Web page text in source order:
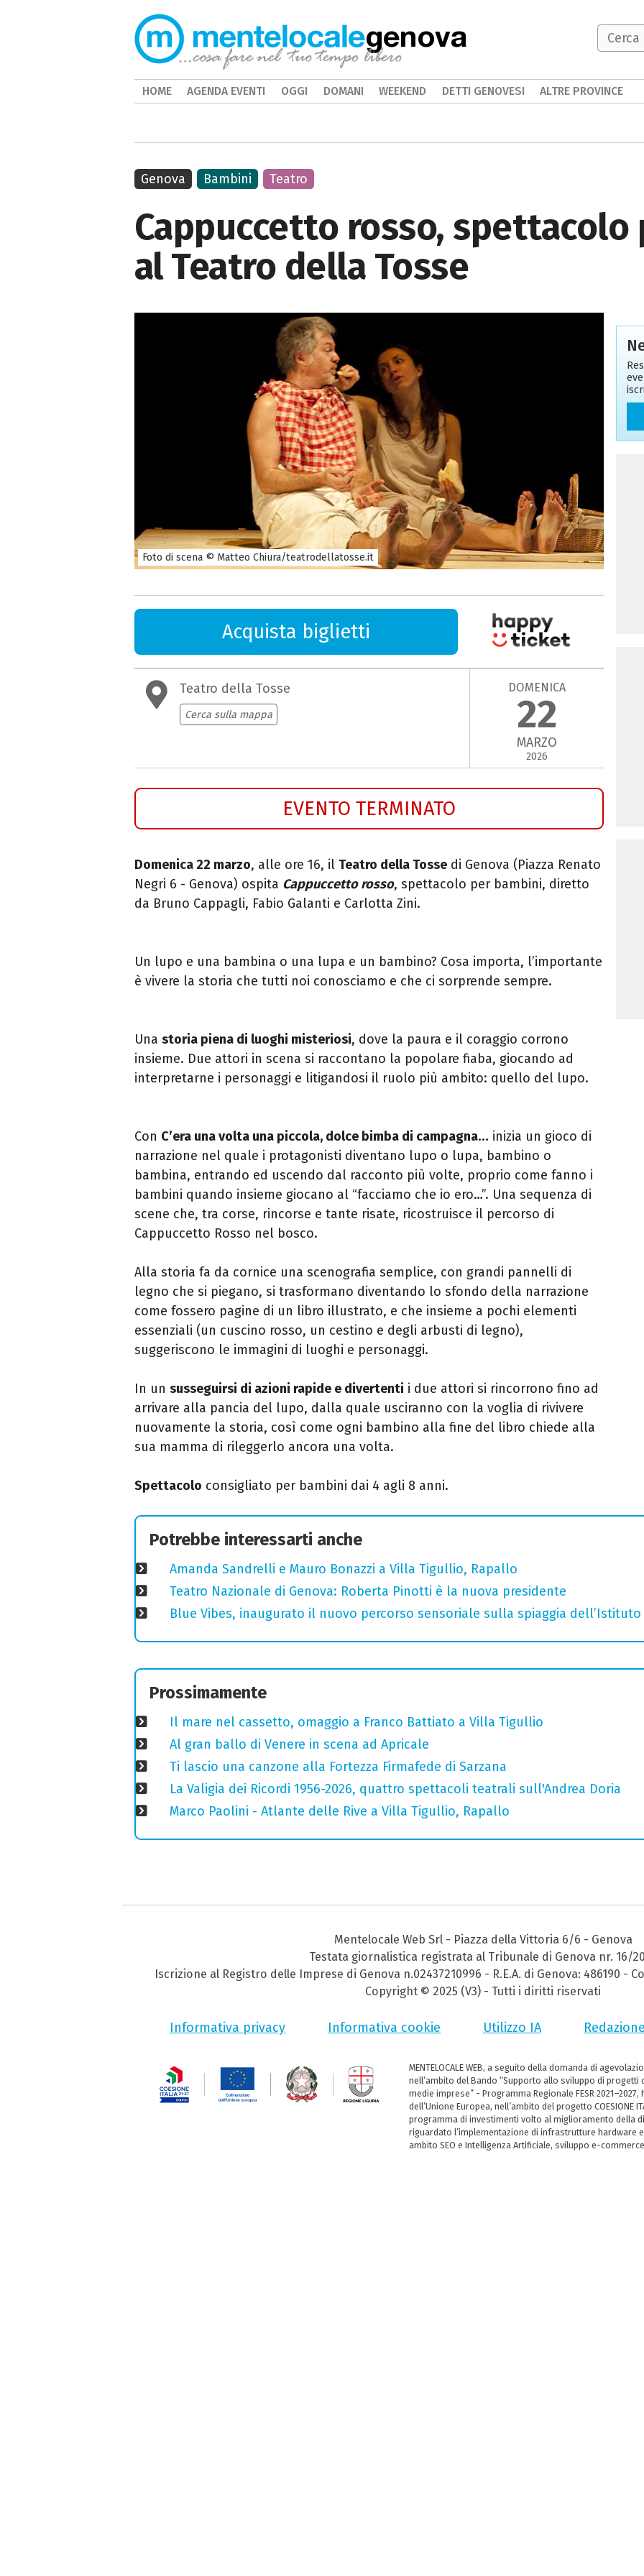
Cappuccetto rosso, spettacolo
al Teatro della Tosse
Foto di scena © Matteo Chiura/teatrodellatosse.it
Acquista biglietti
Teatro della Tosse
Cerca sulla mappa
DOMENICA
22
MARZO
2026
EVENTO TERMINATO
Domenica 22 marzo, alle ore 16, il Teatro della Tosse di Genova (Piazza Renato
Negri 6 - Genova) ospita Cappuccetto rosso, spettacolo per bambini, diretto
da Bruno Cappagli, Fabio Galanti e Carlotta Zini.
Un lupo e una bambina o una lupa e un bambino? Cosa importa, l’importante
è vivere la storia che tutti noi conosciamo e che ci sorprende sempre.
Una storia piena di luoghi misteriosi, dove la paura e il coraggio corrono
insieme. Due attori in scena si raccontano la popolare fiaba, giocando ad
interpretarne i personaggi e litigandosi il ruolo più ambito: quello del lupo.
Con C’era una volta una piccola, dolce bimba di campagna… inizia un gioco di
narrazione nel quale i protagonisti diventano lupo o lupa, bambino o
bambina, entrando ed uscendo dal racconto più volte, proprio come fanno i
bambini quando insieme giocano al “facciamo che io ero…”. Una sequenza di
scene che, tra corse, rincorse e tante risate, ricostruisce il percorso di
Cappuccetto Rosso nel bosco.
Alla storia fa da cornice una scenografia semplice, con grandi pannelli di
legno che si piegano, si trasformano diventando lo sfondo della narrazione
come fossero pagine di un libro illustrato, e che insieme a pochi elementi
essenziali (un cuscino rosso, un cestino e degli arbusti di legno),
suggeriscono le immagini di luoghi e personaggi.
In un susseguirsi di azioni rapide e divertenti i due attori si rincorrono fino ad
arrivare alla pancia del lupo, dalla quale usciranno con la voglia di rivivere
nuovamente la storia, così come ogni bambino alla fine del libro chiede alla
sua mamma di rileggerlo ancora una volta.
Spettacolo consigliato per bambini dai 4 agli 8 anni.
Genova Bambini Teatro
Potrebbe interessarti anche
Amanda Sandrelli e Mauro Bonazzi a Villa Tigullio, Rapallo
Teatro Nazionale di Genova: Roberta Pinotti è la nuova presidente
Blue Vibes, inaugurato il nuovo percorso sensoriale sulla spiaggia dell’Istituto
Prossimamente
Il mare nel cassetto, omaggio a Franco Battiato a Villa Tigullio
Al gran ballo di Venere in scena ad Apricale
Ti lascio una canzone alla Fortezza Firmafede di Sarzana
La Valigia dei Ricordi 1956-2026, quattro spettacoli teatrali sull'Andrea Doria
Marco Paolini - Atlante delle Rive a Villa Tigullio, Rapallo
genova
HOME AGENDA EVENTI OGGI DOMANI WEEKEND DETTI GENOVESI ALTRE PROVINCE
Mentelocale Web Srl - Piazza della Vittoria 6/6 - Genova
Testata giornalistica registrata al Tribunale di Genova nr. 16/
Iscrizione al Registro delle Imprese di Genova n.02437210996 - R.E.A. di Genova: 486190 -
Copyright © 2025 (V3) - Tutti i diritti riservati
Informativa privacy Informativa cookie Utilizzo IA Redazione
MENTELOCALE WEB, a seguito della domanda di
nell’ambito del Bando “Supporto allo sviluppo di
medie imprese” - Programma Regionale FESR
dell’Unione Europea, nell’ambito del progetto COESIONE
programma di investimenti volto al miglioramento della
riguardato l’implementazione di infrastrutture hardware
ambito SEO e Intelligenza Artificiale, sviluppo e-commerce